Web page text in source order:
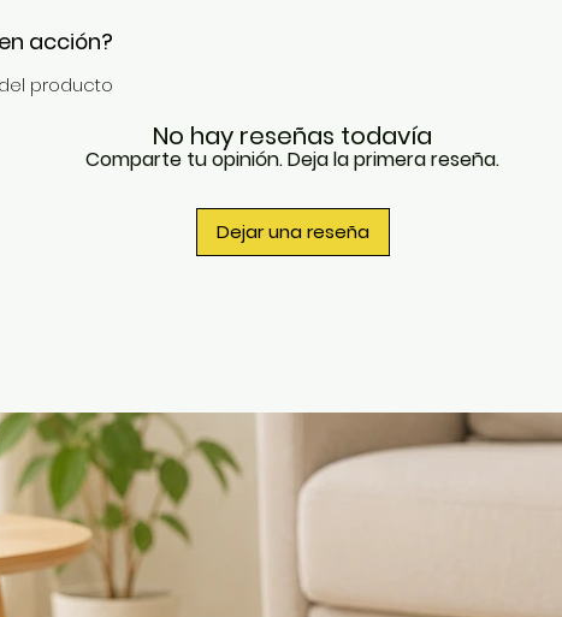
acción?
producto
No hay reseñas todavía
Comparte tu opinión. Deja la primera reseña.
Dejar una reseña